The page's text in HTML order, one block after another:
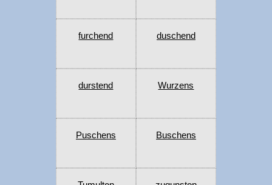
furchend duschend
durstend Wurzens
Puschens Buschens